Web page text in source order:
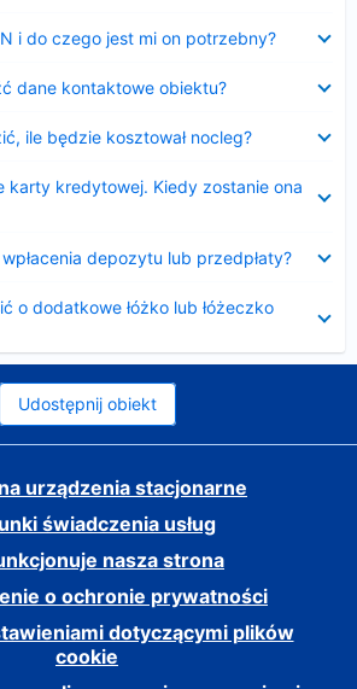
i do czego jest mi on potrzebny?
dane kontaktowe obiektu?
ile będzie kosztował nocleg?
karty kredytowej. Kiedy zostanie ona
depozytu lub przedpłaty?
o dodatkowe łóżko lub łóżeczko
Udostępnij obiekt
urządzenia stacjonarne
świadczenia usług
nasza strona
o ochronie prywatności
dotyczącymi plików
cookie